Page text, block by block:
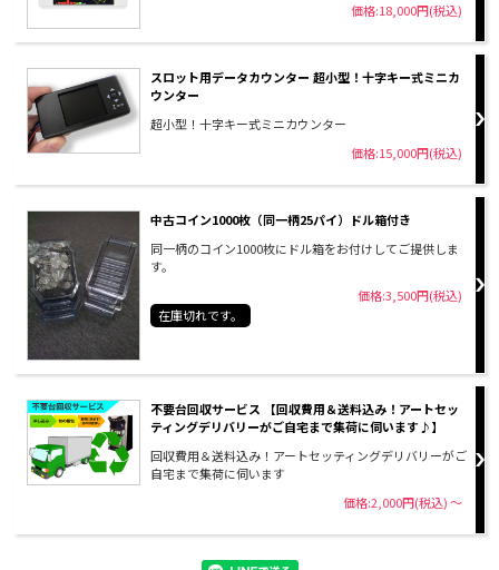
価格:18,000円(税込)
スロット用データカウンター 超小型！十字キー式ミニカ
ウンター
超小型！十字キー式ミニカウンター
価格:15,000円(税込)
中古コイン1000枚（同一柄25パイ）ドル箱付き
同一柄のコイン1000枚にドル箱をお付けしてご提供しま
す。
価格:3,500円(税込)
在庫切れです。
不要台回収サービス 【回収費用＆送料込み！アートセッ
ティングデリバリーがご自宅まで集荷に伺います♪】
回収費用＆送料込み！アートセッティングデリバリーがご
自宅まで集荷に伺います
価格:2,000円(税込)～